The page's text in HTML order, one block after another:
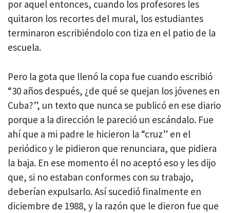
por aquel entonces, cuando los profesores les
quitaron los recortes del mural, los estudiantes
terminaron escribiéndolo con tiza en el patio de la
escuela.
Pero la gota que llenó la copa fue cuando escribió
“30 años después, ¿de qué se quejan los jóvenes en
Cuba?”, un texto que nunca se publicó en ese diario
porque a la dirección le pareció un escándalo. Fue
ahí que a mi padre le hicieron la “cruz” en el
periódico y le pidieron que renunciara, que pidiera
la baja. En ese momento él no aceptó eso y les dijo
que, si no estaban conformes con su trabajo,
deberían expulsarlo. Así sucedió finalmente en
diciembre de 1988, y la razón que le dieron fue que